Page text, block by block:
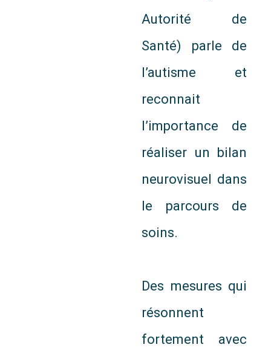
Autorité de
Santé) parle de
l’autisme et
reconnait
l’importance de
réaliser un bilan
neurovisuel dans
le parcours de
soins.
Des mesures qui
résonnent
fortement avec